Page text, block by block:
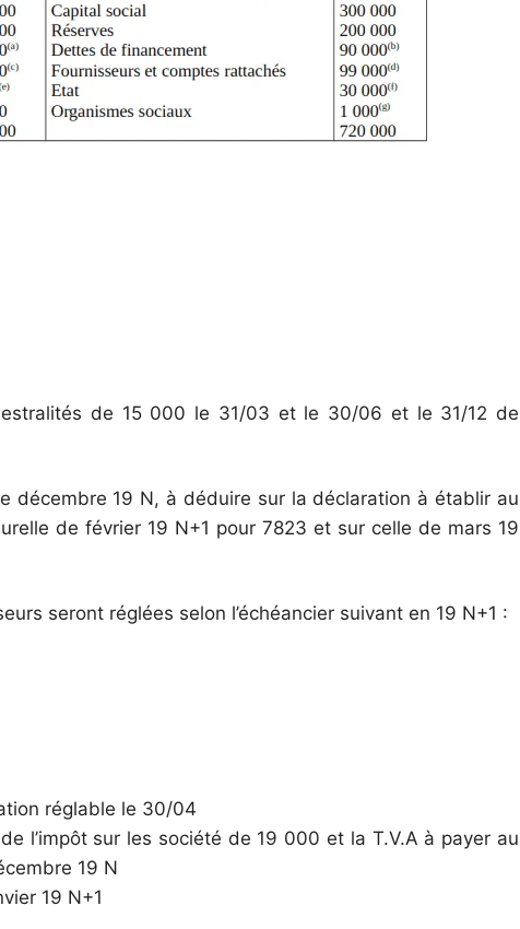
de 15 000 le 31/03 et le 30/06 et le 31/12 de
décembre 19 N, à déduire sur la déclaration à établir au
de février 19 N+1 pour 7823 et sur celle de mars 19
seront réglées selon l’échéancier suivant en 19 N+1 :
réglable le 30/04
l’impôt sur les société de 19 000 et la T.V.A à payer au
19 N
19 N+1